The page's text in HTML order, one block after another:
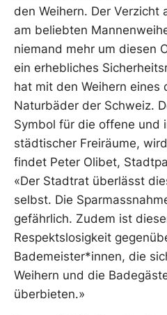
den Weihern. Der Verzicht
am beliebten
niemand mehr um diesen
ein erhebliches
hat mit den Weihern eines
Naturbäder der Schweiz.
Symbol für die offene und
städtischer Freiräume,
findet Peter Olibet,
«Der Stadtrat überlässt
selbst. Die
gefährlich. Zudem ist
Respektslosigkeit
Bademeister*innen, die
Weihern und die
überbieten.»